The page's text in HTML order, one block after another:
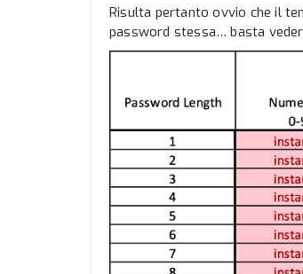
Risulta pertanto ovvio che il
password stessa… basta